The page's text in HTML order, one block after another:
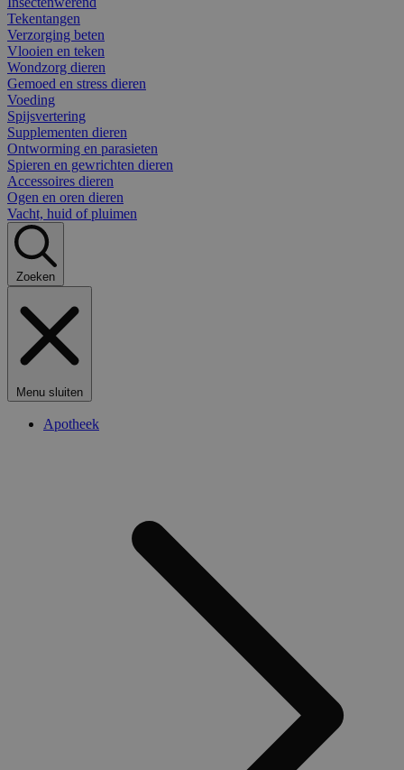
Tekentangen
Verzorging beten
Vlooien en teken
Wondzorg dieren
Gemoed en stress dieren
Voeding
Spijsvertering
Supplementen dieren
Ontworming en parasieten
Spieren en gewrichten dieren
Accessoires dieren
Ogen en oren dieren
Vacht, huid of pluimen
Zoeken
Menu sluiten
Apotheek